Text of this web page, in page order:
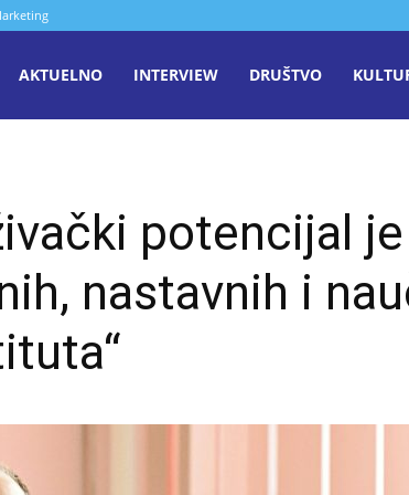
AKTUELNO INTERVIEW DRUŠTVO
potencijal
nastavnih i